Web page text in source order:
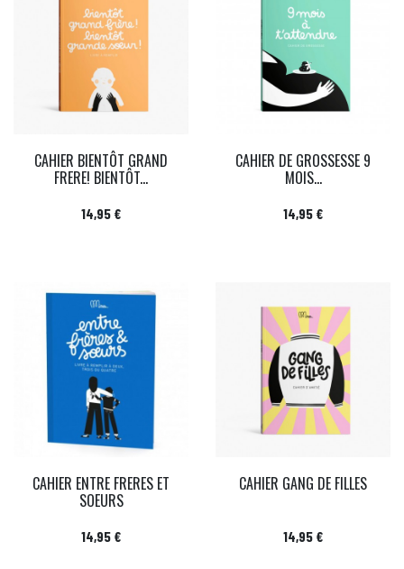
CAHIER BIENTÔT GRAND
FRERE! BIENTÔT...
Prix
14,95 €
CAHIER DE GROSSESSE 9
MOIS...
Prix
14,95 €
CAHIER ENTRE FRERES ET
SOEURS
Prix
14,95 €
CAHIER GANG DE FILLES
Prix
14,95 €